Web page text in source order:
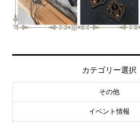
カテゴリー選択
その他
イベント情報